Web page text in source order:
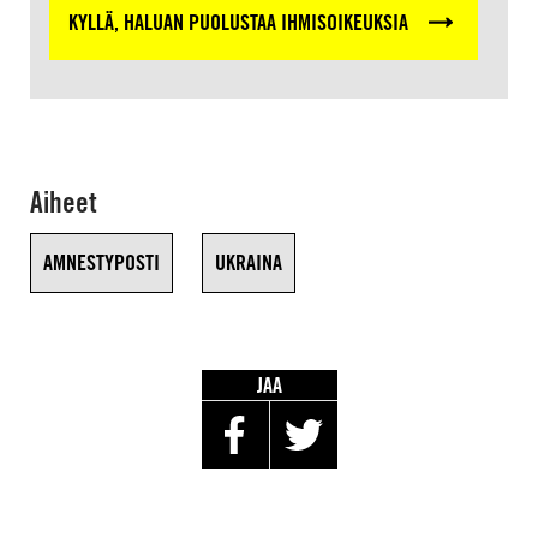
KYLLÄ, HALUAN PUOLUSTAA IHMISOIKEUKSIA
Aiheet
AMNESTYPOSTI UKRAINA
JAA